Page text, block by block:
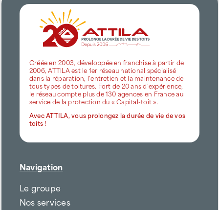
Créée en 2003, développée en franchise à partir de
2006, ATTILA est le 1er réseau national spécialisé
dans la réparation, l’entretien et la maintenance de
tous types de toitures. Fort de 20 ans d’expérience,
le réseau compte plus de 130 agences en France au
service de la protection du « Capital-toit ».
Avec ATTILA, vous prolongez la durée de vie de vos
toits !
Navigation
Le groupe
Nos services